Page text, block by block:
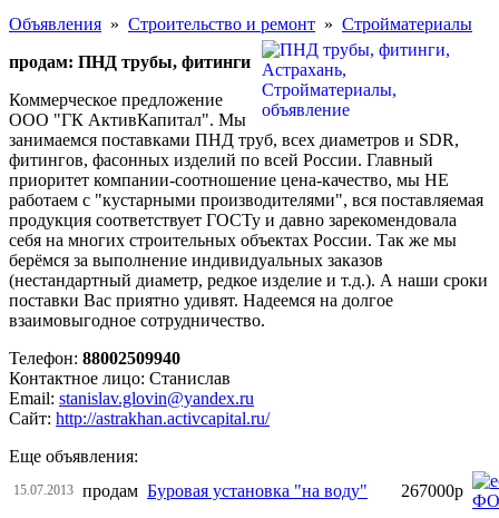
Объявления » Строительство и ремонт » Стройматериалы
продам: ПНД трубы, фитинги
Коммерческое предложение
ООО "ГК АктивКапитал". Мы
занимаемся поставками ПНД труб, всех диаметров и SDR,
фитингов, фасонных изделий по всей России. Главный
приоритет компании-соотношение цена-качество, мы НЕ
работаем с "кустарными производителями", вся поставляемая
продукция соответствует ГОСТу и давно зарекомендовала
себя на многих строительных объектах России. Так же мы
берёмся за выполнение индивидуальных заказов
(нестандартный диаметр, редкое изделие и т.д.). А наши сроки
поставки Вас приятно удивят. Надеемся на долгое
взаимовыгодное сотрудничество.
Телефон: 88002509940
Контактное лицо: Станислав
Email: stanislav.glovin@yandex.ru
Сайт: http://astrakhan.activcapital.ru/
Еще объявления:
15.07.2013 продам Буровая установка "на воду" 267000р